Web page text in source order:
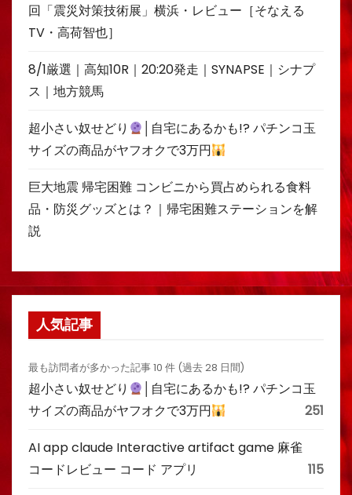
回「震災対策技術展」横浜・レビュー［そなえる
TV・高荷智也］
8/1厳選｜高知10R｜20:20発走｜SYNAPSE｜シナプ
ス｜地方競馬
超小さい奴せどり
│自宅にあるかも!? パチンコ玉
サイズの商品がヤフオクで3万円
巨大地震 帰宅困難 コンビニから買占められる食料
品・防災グッズとは？｜帰宅困難ステーションを解
説
人気記事
最も訪問者が多かった記事 10 件 (過去 28 日間)
超小さい奴せどり
│自宅にあるかも!? パチンコ玉
サイズの商品がヤフオクで3万円
251
AI app claude Interactive artifact game 麻雀
コードレビュー コード アプリ
115